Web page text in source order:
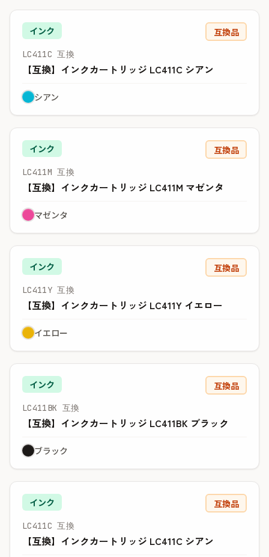
インク 互換品
LC411C 互換
【互換】インクカートリッジ LC411C シアン
シアン
インク 互換品
LC411M 互換
【互換】インクカートリッジ LC411M マゼンタ
マゼンタ
インク 互換品
LC411Y 互換
【互換】インクカートリッジ LC411Y イエロー
イエロー
インク 互換品
LC411BK 互換
【互換】インクカートリッジ LC411BK ブラック
ブラック
インク 互換品
LC411C 互換
【互換】インクカートリッジ LC411C シアン